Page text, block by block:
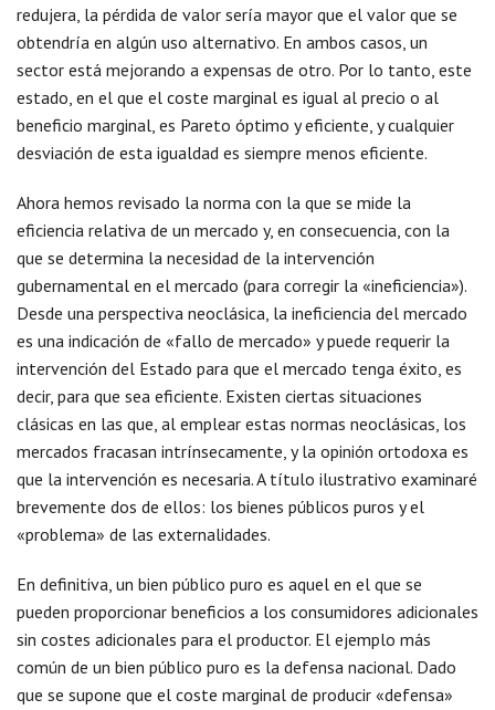
redujera, la pérdida de valor sería mayor que el valor que se
obtendría en algún uso alternativo. En ambos casos, un
sector está mejorando a expensas de otro. Por lo tanto, este
estado, en el que el coste marginal es igual al precio o al
beneficio marginal, es Pareto óptimo y eficiente, y cualquier
desviación de esta igualdad es siempre menos eficiente.
Ahora hemos revisado la norma con la que se mide la
eficiencia relativa de un mercado y, en consecuencia, con la
que se determina la necesidad de la intervención
gubernamental en el mercado (para corregir la «ineficiencia»).
Desde una perspectiva neoclásica, la ineficiencia del mercado
es una indicación de «fallo de mercado» y puede requerir la
intervención del Estado para que el mercado tenga éxito, es
decir, para que sea eficiente. Existen ciertas situaciones
clásicas en las que, al emplear estas normas neoclásicas, los
mercados fracasan intrínsecamente, y la opinión ortodoxa es
que la intervención es necesaria. A título ilustrativo examinaré
brevemente dos de ellos: los bienes públicos puros y el
«problema» de las externalidades.
En definitiva, un bien público puro es aquel en el que se
pueden proporcionar beneficios a los consumidores adicionales
sin costes adicionales para el productor. El ejemplo más
común de un bien público puro es la defensa nacional. Dado
que se supone que el coste marginal de producir «defensa»